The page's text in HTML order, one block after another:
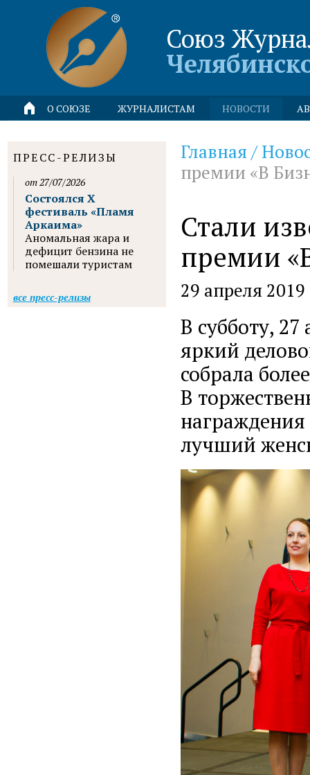
Союз
О СОЮЗЕ ЖУРНАЛИСТАМ НОВОСТИ
Главная /
премии «В
Стали
премии
29 апреля 2019
В субботу,
яркий
собрала
В
лучший
ПРЕСС-РЕЛИЗЫ
от 27/07/2026
Состоялся X
фестиваль «Пламя
Аркаима»
Аномальная жара и
дефицит бензина не
помешали туристам
все пресс-релизы